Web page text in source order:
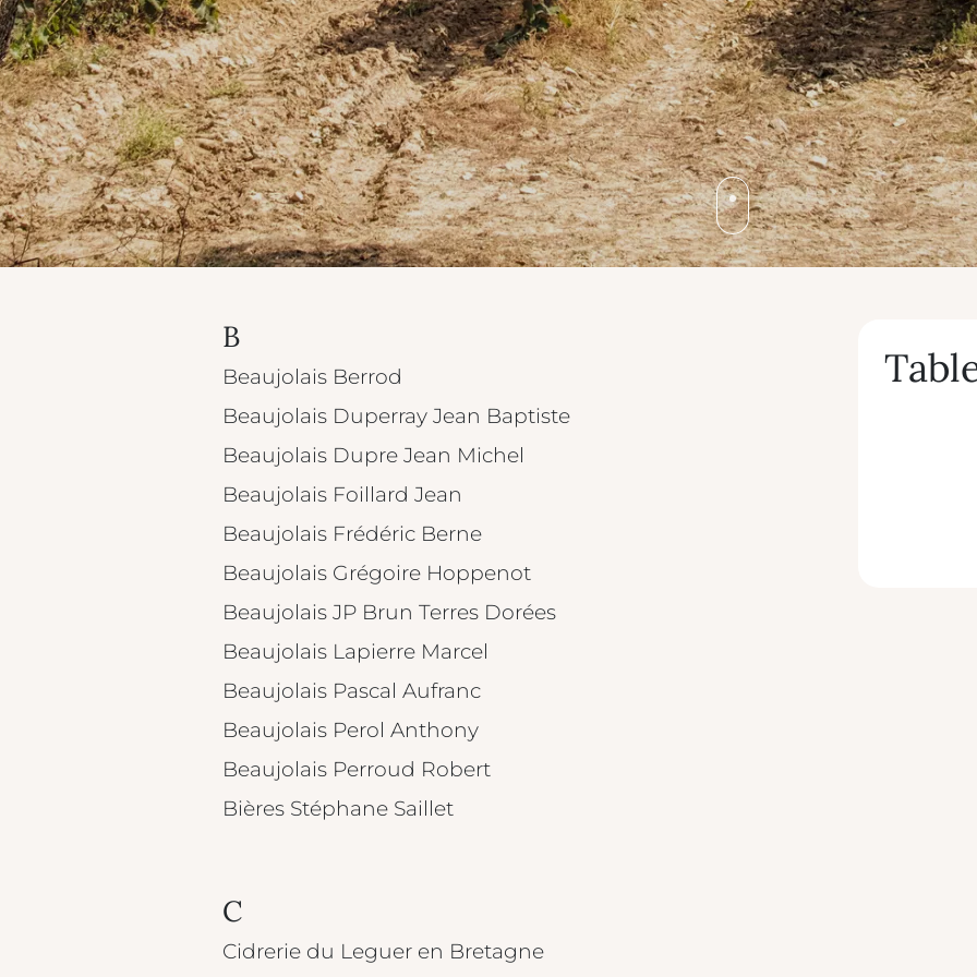
B
Beaujolais Berrod
Beaujolais Duperray Jean Baptiste
Beaujolais Dupre Jean Michel
Beaujolais Foillard Jean
Beaujolais Frédéric Berne
Beaujolais Grégoire Hoppenot
Beaujolais JP Brun Terres Dorées
Beaujolais Lapierre Marcel
Beaujolais Pascal Aufranc
Beaujolais Perol Anthony
Beaujolais Perroud Robert
Bières Stéphane Saillet
C
Cidrerie du Leguer en Bretagne